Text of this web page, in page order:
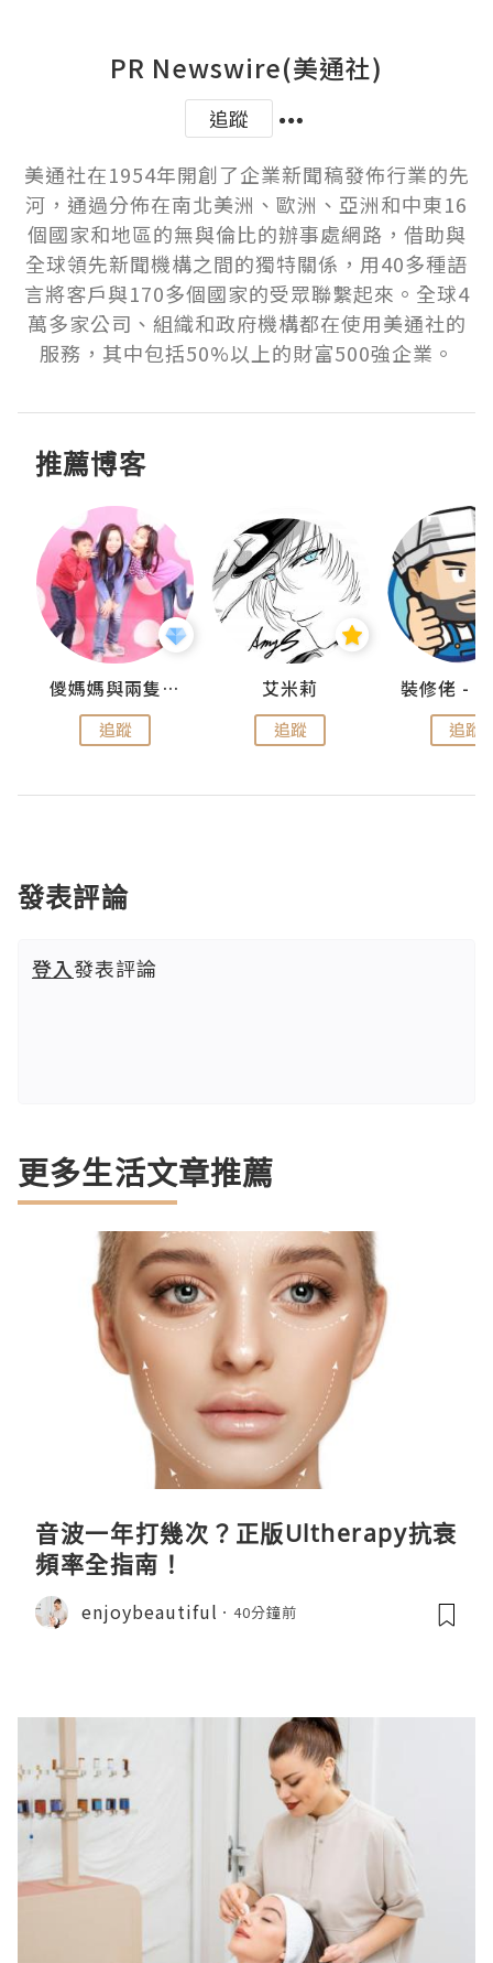
PR Newswire(美通社)
追蹤
美通社在1954年開創了企業新聞稿發佈行業的先
河，通過分佈在南北美洲、歐洲、亞洲和中東16
個國家和地區的無與倫比的辦事處網路，借助與
全球領先新聞機構之間的獨特關係，用40多種語
言將客戶與170多個國家的受眾聯繫起來。全球4
萬多家公司、組織和政府機構都在使用美通社的
服務，其中包括50%以上的財富500強企業。
推薦博客
儍媽媽與兩隻小魔怪之家
追蹤
艾米莉
追蹤 追蹤
發表評論
登入發表評論
更多生活文章推薦
音波一年打幾次？正版Ultherapy抗衰
頻率全指南！
enjoybeautiful 40分鐘前